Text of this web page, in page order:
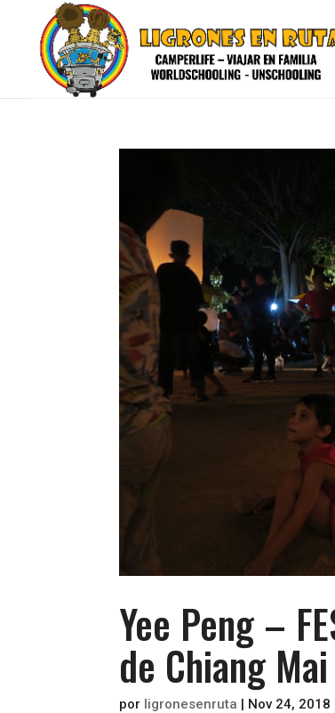
Yee Peng –
de Chiang Mai
por ligronesenruta | Nov 24, 2018